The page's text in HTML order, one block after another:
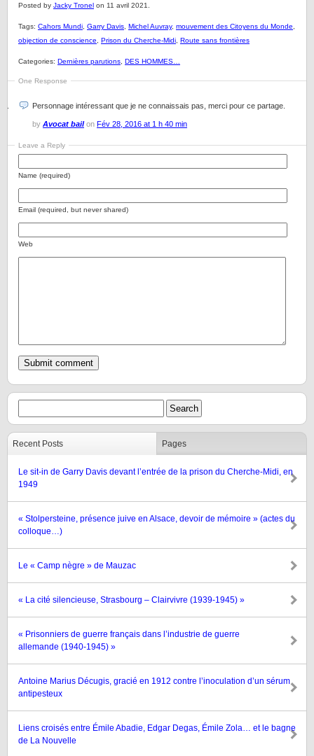
Posted by Jacky Tronel on 11 avril 2021.
Tags: Cahors Mundi Garry Davis Michel Auvray, mouvement des Citoyens du Monde
objection de conscience
Prison du Cherche-Midi Route sans frontières
Categories: Dernières parutions DES HOMMES…
One Response
Personnage intéressant que je ne connaissais pas, merci pour ce partage.
by Avocat bailon Fév 28, 2016 at 1 h 40 min
Leave a Reply
Name (required)
Email (required, but never shared)
Web
Recent Posts Pages
Le sit-in de Garry Davis devant l’entrée de la prison du Cherche-Midi, en
1949
« Stolpersteine, présence juive en Alsace, devoir de mémoire » (actes du
colloque…)
Le « Camp nègre » de Mauzac
« La cité silencieuse, Strasbourg – Clairvivre (1939-1945) »
« Prisonniers de guerre français dans l’industrie de guerre
allemande (1940-1945) »
Antoine Marius Décugis, gracié en 1912 contre l’inoculation d’un sérum
antipesteux
Liens croisés entre Émile Abadie, Edgar Degas, Émile Zola… et le bagne
de La Nouvelle